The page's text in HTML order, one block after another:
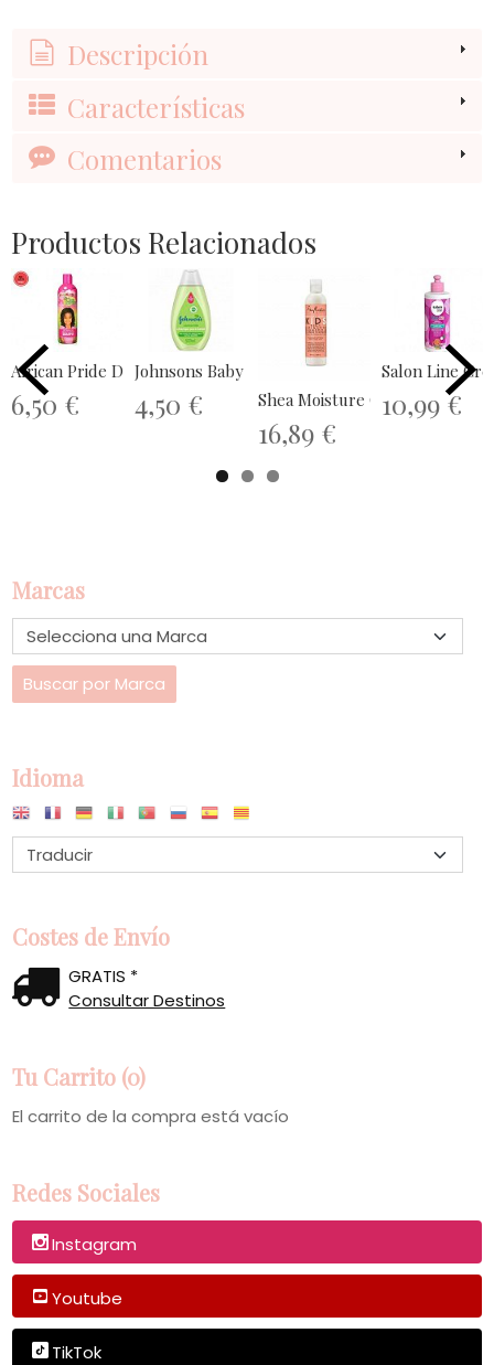
Marcas
Idioma
Costes de Envío
GRATIS *
Consultar Destinos
Tu Carrito (0)
El carrito de la compra está vacío
Redes Sociales
Instagram
Youtube
TikTok
Descripción
Características
Comentarios
Productos Relacionados
African Pride Dream Kids Olive...
6,50 €
Johnsons Baby Champú Camomila Ideal...
4,50 € Shea Moisture Champú y...
16,89 €
Salon Line
10,99 €